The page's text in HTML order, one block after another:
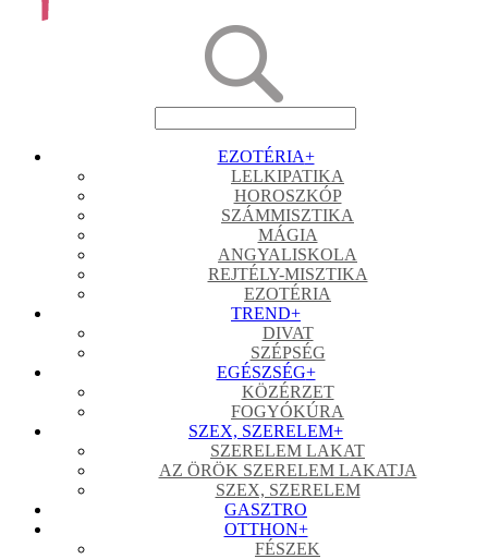
EZOTÉRIA+
LELKIPATIKA
HOROSZKÓP
SZÁMMISZTIKA
MÁGIA
ANGYALISKOLA
REJTÉLY-MISZTIKA
EZOTÉRIA
TREND+
DIVAT
SZÉPSÉG
EGÉSZSÉG+
KÖZÉRZET
FOGYÓKÚRA
SZEX, SZERELEM+
SZERELEM LAKAT
AZ ÖRÖK SZERELEM LAKATJA
SZEX, SZERELEM
GASZTRO
OTTHON+
FÉSZEK